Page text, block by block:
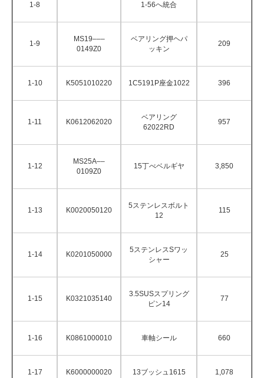
1-8 1-56へ統合
1-9
MS19–––
0149Z0
ベアリング押ヘパ
ッキン
209
1-10 K5051010220 1C5191P座金1022 396
1-11 K0612062020
ベアリング
62022RD
957
1-12
MS25A––
0109Z0
15丁べベルギヤ 3,850
1-13 K0020050120
5ステンレスボルト
12
115
1-14 K0201050000
5ステンレスSワッ
シャー
25
1-15 K0321035140
3.5SUSスプリング
ピン14
77
1-16 K0861000010 車軸シール 660
1-17 K6000000020 13ブッシュ1615 1,078